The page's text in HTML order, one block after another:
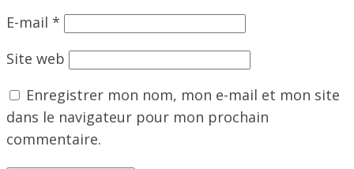
E-mail *
Site web
Enregistrer mon nom, mon e-mail et mon site
dans le navigateur pour mon prochain
commentaire.